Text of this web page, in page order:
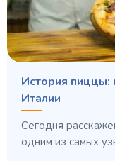
История пиццы:
Италии
Сегодня
одним из самых